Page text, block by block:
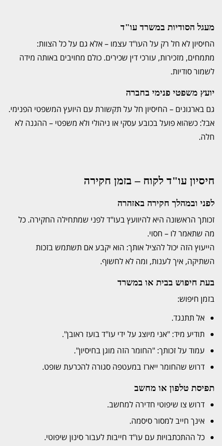
מעגל הסודיות במשרד עו"ד
החיסיון לא חל רק על העו"ד עצמו – אלא גם על כל הצוות:
מתמחים, מזכירות, עורכי דין שכירים. כולם מחויבים באותה מידה
לשמור סודיות.
יועץ משפטי פנימי בחברה
גם בארגונים – החיסיון חל על תקשורת עם היועץ המשפטי הפנימי.
אבל: כשהוא פועל בכובע עסקי או ניהולי ולא משפטי – ההגנה לא
חלה.
חיסיון עו"ד לקוח – בזמן חקירה
לפני ובמהלך חקירה באזהרה
זכותך הראשונה היא להיוועץ בעו"ד לפני שמתחילה החקירה. כל
מה שתאמר לו – חסוי.
הייעוץ הזה יכול להציל אותך: הוא יקבע אם תשתמש בזכות
השתיקה, איך לענות, ומה לא לחשוף.
בעת חיפוש בבית או במשרד
בזמן חיפוש:
אל תתנגד.
תודיע מיד: "אני מיוצג על ידי עו"ד בועז ראובן".
עמוד על זכותך: "החומר הזה מוגן בחיסיון".
דרוש שהחומר ייארז במעטפה סגורה להכרעת שופט.
תפיסת טלפון או מחשב
דרוש צו שיפוטי חדירה למחשב.
אינך חייב למסור סיסמה.
כל ההתכתבויות עם עו"ד חייבות לעבור סינון שיפוטי.